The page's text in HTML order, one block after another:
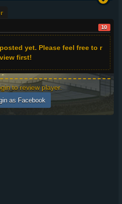
10
yet. Please feel free to r
first!
to review player.
as Facebook